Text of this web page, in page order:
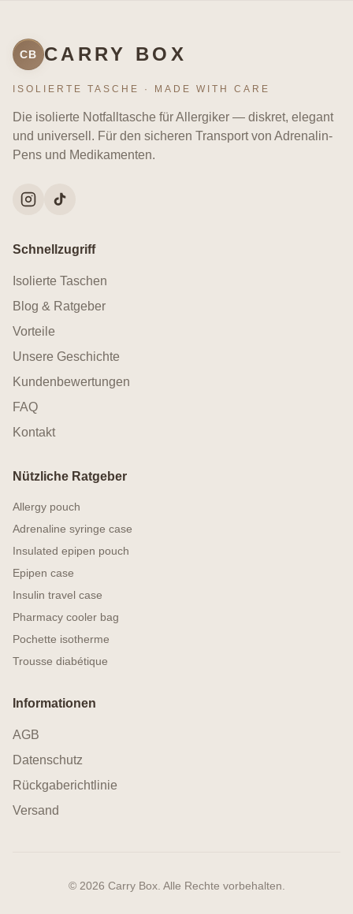
CB CARRY BOX
ISOLIERTE TASCHE · MADE WITH CARE
Die isolierte Notfalltasche für Allergiker — diskret, elegant
und universell. Für den sicheren Transport von Adrenalin-
Pens und Medikamenten.
Schnellzugriff
Isolierte Taschen
Blog & Ratgeber
Vorteile
Unsere Geschichte
Kundenbewertungen
FAQ
Kontakt
Nützliche Ratgeber
Allergy pouch
Adrenaline syringe case
Insulated epipen pouch
Epipen case
Insulin travel case
Pharmacy cooler bag
Pochette isotherme
Trousse diabétique
Informationen
AGB
Datenschutz
Rückgaberichtlinie
Versand
© 2026 Carry Box. Alle Rechte vorbehalten.